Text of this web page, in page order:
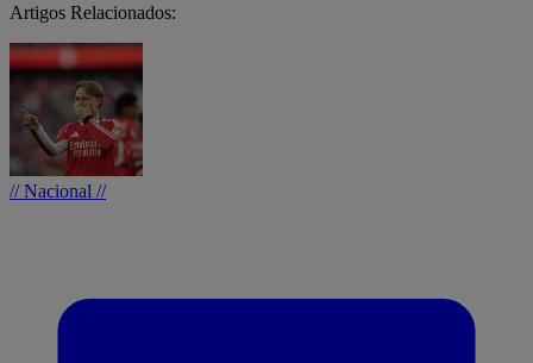
Artigos Relacionados:
// Nacional //